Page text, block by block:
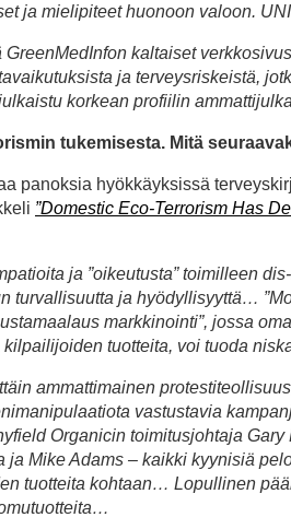
ja mielipiteet huonoon valoon.
kaltaiset
ja terveysriskeistä,
korkean profiilin
tukemisesta. Mitä
panoksia hyökkäyksissä
”Domestic Eco-Terrorism Has
ja ”oikeutusta” toimilleen
turvallisuutta ja hyödyllisyyttä…
markkinointi”, jossa
tuotteita, voi tuoda
ammattimainen
vastustavia
Organicin toimitusjohtaja
Mike Adams – kaikki kyynisiä
tuotteita kohtaan… Lopullinen